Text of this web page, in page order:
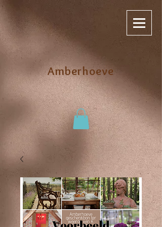
Amberhoeve